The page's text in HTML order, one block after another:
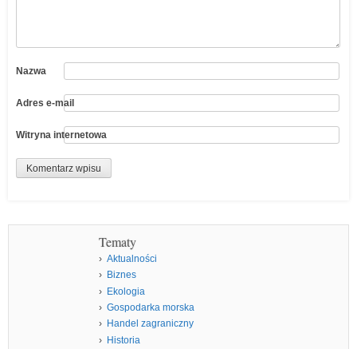
Nazwa
Adres e-mail
Witryna internetowa
Tematy
Aktualności
Biznes
Ekologia
Gospodarka morska
Handel zagraniczny
Historia